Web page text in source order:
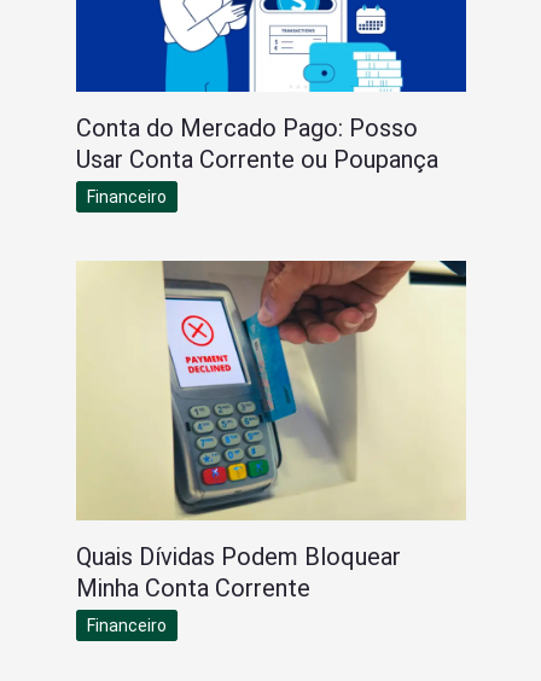
Conta do Mercado Pago: Posso
Usar Conta Corrente ou Poupança
Financeiro
Quais Dívidas Podem Bloquear
Minha Conta Corrente
Financeiro